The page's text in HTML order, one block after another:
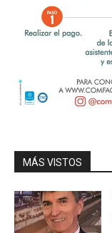
MÁS VISTOS